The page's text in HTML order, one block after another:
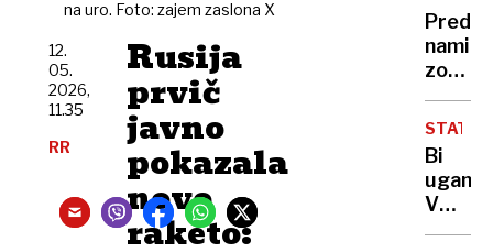
na uro. Foto: zajem zaslona X
Rusija
prvič
javno
pokazala
novo
raketo:
12.
05.
2026,
11.35
RR
ozadje
za
selfi
doslej
prijela
dva
še
iščejo
Pred
nami
zopet
zelo
konec
tedna
Bi
V